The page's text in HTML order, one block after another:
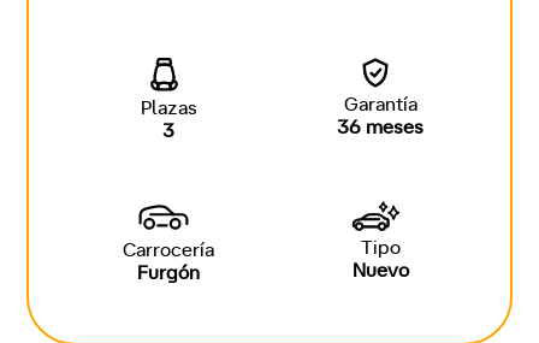
Plazas
3
Garantía
36 meses
Carrocería
Furgón
Tipo
Nuevo